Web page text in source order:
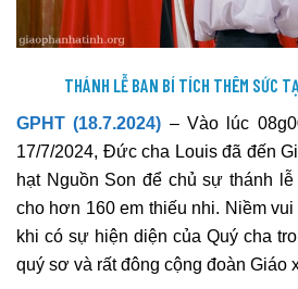
THÁNH LỄ BAN BÍ TÍCH THÊM SỨC
GPHT (18.7.2024) – Vào lúc
17/7/2024, Đức cha Louis đã đến
hạt Nguồn Son để chủ sự thánh
cho hơn 160 em thiếu nhi. Niềm
khi có sự hiện diện của Quý cha
quý sơ và rất đông cộng đoàn Giáo